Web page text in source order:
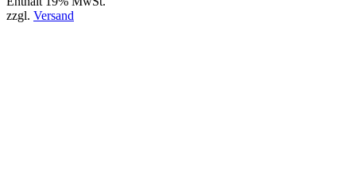
zzgl. Versand